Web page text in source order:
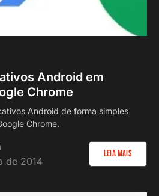
Android em
Chrome
Android de forma simples
Chrome.
de 2014
Leia Mais